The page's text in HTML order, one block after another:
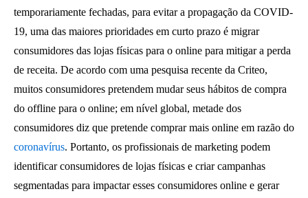
temporariamente fechadas, para evitar a propagação da COVID-
19, uma das maiores prioridades em curto prazo é migrar
consumidores das lojas físicas para o online para mitigar a perda
de receita. De acordo com uma pesquisa recente da Criteo,
muitos consumidores pretendem mudar seus hábitos de compra
do offline para o online; em nível global, metade dos
consumidores diz que pretende comprar mais online em razão do
coronavírus. Portanto, os profissionais de marketing podem
identificar consumidores de lojas físicas e criar campanhas
segmentadas para impactar esses consumidores online e gerar